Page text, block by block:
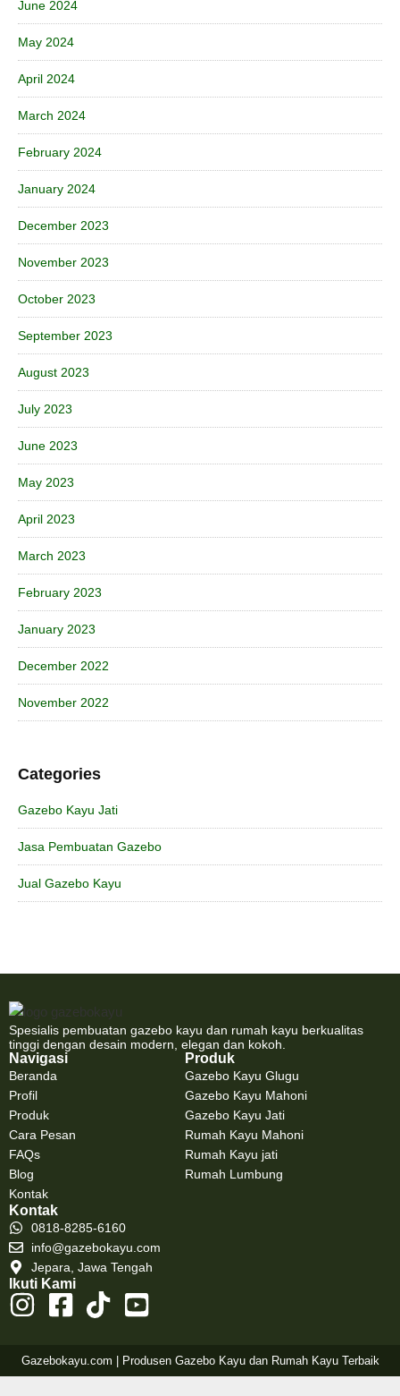
June 2024
May 2024
April 2024
March 2024
February 2024
January 2024
December 2023
November 2023
October 2023
September 2023
August 2023
July 2023
June 2023
May 2023
April 2023
March 2023
February 2023
January 2023
December 2022
November 2022
Categories
Gazebo Kayu Jati
Jasa Pembuatan Gazebo
Jual Gazebo Kayu
Spesialis pembuatan gazebo kayu dan rumah kayu berkualitas
tinggi dengan desain modern, elegan dan kokoh.
Navigasi
Beranda
Profil
Produk
Cara Pesan
FAQs
Blog
Kontak
Produk
Gazebo Kayu Glugu
Gazebo Kayu Mahoni
Gazebo Kayu Jati
Rumah Kayu Mahoni
Rumah Kayu jati
Rumah Lumbung
Kontak
0818-8285-6160
info@gazebokayu.com
Jepara, Jawa Tengah
Ikuti Kami
Gazebokayu.com | Produsen Gazebo Kayu dan Rumah Kayu Terbaik